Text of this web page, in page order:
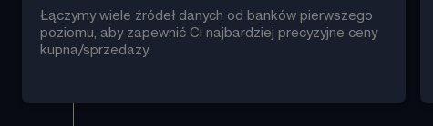
Łączymy wiele źródeł danych od banków pierwszego
poziomu, aby zapewnić Ci najbardziej precyzyjne ceny
kupna/sprzedaży.